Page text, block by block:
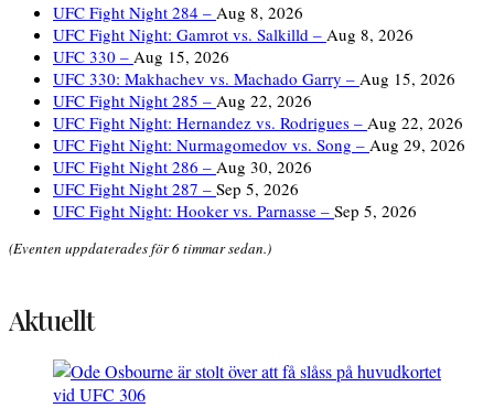
UFC Fight Night 284 – Aug 8, 2026
UFC Fight Night: Gamrot vs. Salkilld – Aug 8, 2026
UFC 330 – Aug 15, 2026
UFC 330: Makhachev vs. Machado Garry – Aug 15, 2026
UFC Fight Night 285 – Aug 22, 2026
UFC Fight Night: Hernandez vs. Rodrigues – Aug 22, 2026
UFC Fight Night: Nurmagomedov vs. Song – Aug 29, 2026
UFC Fight Night 286 – Aug 30, 2026
UFC Fight Night 287 – Sep 5, 2026
UFC Fight Night: Hooker vs. Parnasse – Sep 5, 2026
(Eventen uppdaterades för 6 timmar sedan.)
Aktuellt